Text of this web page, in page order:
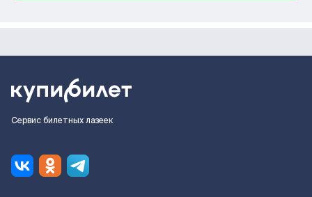
Сервис билетных лазеек